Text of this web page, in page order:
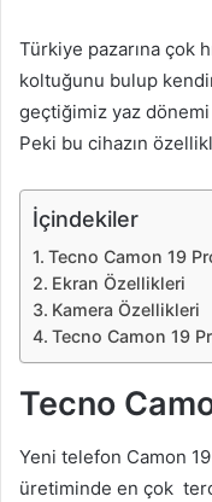
Türkiye pazarına çok
koltuğunu bulup
geçtiğimiz yaz dönemi
Peki bu cihazın
İçindekiler
Tecno Camon 19
Ekran Özellikleri
Kamera Özellikleri
Tecno Camon 19
Tecno
Yeni telefon Camon
üretiminde en çok